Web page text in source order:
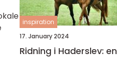
inspiration
17. January 2024
Ridning i Haderslev: en